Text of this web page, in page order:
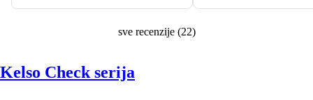
sve recenzije(22)
Kelso Check serija